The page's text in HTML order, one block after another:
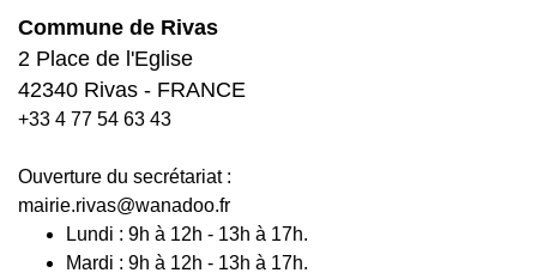
Commune de Rivas
2 Place de l'Eglise
42340 Rivas - FRANCE
+33 4 77 54 63 43
Ouverture du secrétariat :
mairie.rivas@wanadoo.fr
Lundi : 9h à 12h - 13h à 17h.
Mardi : 9h à 12h - 13h à 17h.